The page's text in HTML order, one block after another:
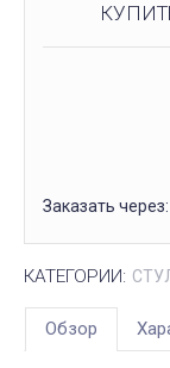
Заказать через:
КАТЕГОРИИ:
Обзор